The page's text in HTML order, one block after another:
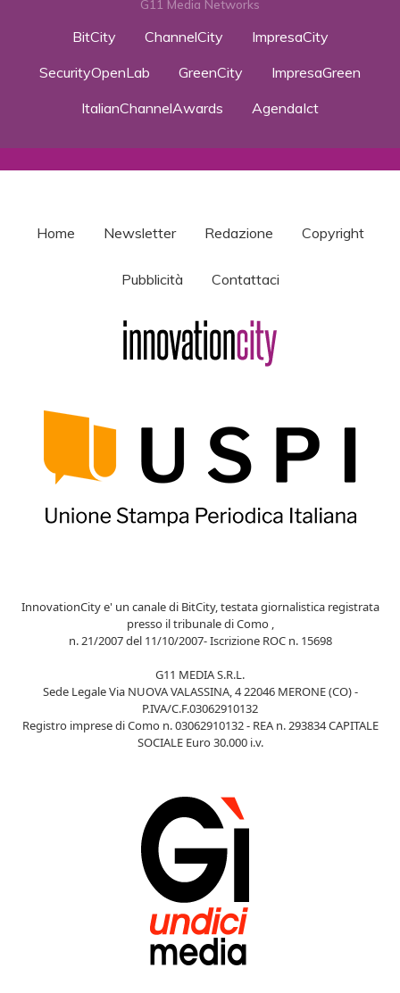
G11 Media Networks
BitCity ChannelCity
ImpresaCity
SecurityOpenLab
GreenCity
ImpresaGreen
ItalianChannelAwards
AgendaIct
Home Newsletter Redazione Copyright
Pubblicità Contattaci
InnovationCity e' un canale di BitCity, testata giornalistica registrata
presso il tribunale di Como ,
n. 21/2007 del 11/10/2007- Iscrizione ROC n. 15698
G11 MEDIA S.R.L.
Sede Legale Via NUOVA VALASSINA, 4 22046 MERONE (CO) -
P.IVA/C.F.03062910132
Registro imprese di Como n. 03062910132 - REA n. 293834 CAPITALE
SOCIALE Euro 30.000 i.v.